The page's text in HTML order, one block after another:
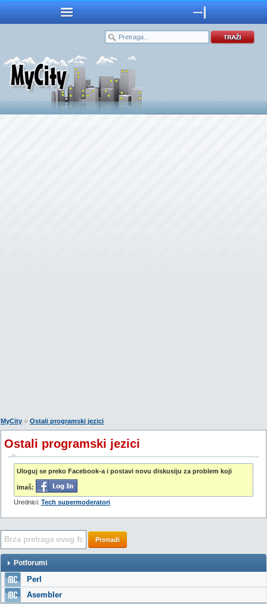
MyCity » Ostali programski jezici
Ostali programski jezici
Uloguj se preko Facebook-a i postavi novu diskusiju za problem koji
imaš:
Urednici: Tech supermoderatori
Pronađi
Potforumi
Perl
Asembler